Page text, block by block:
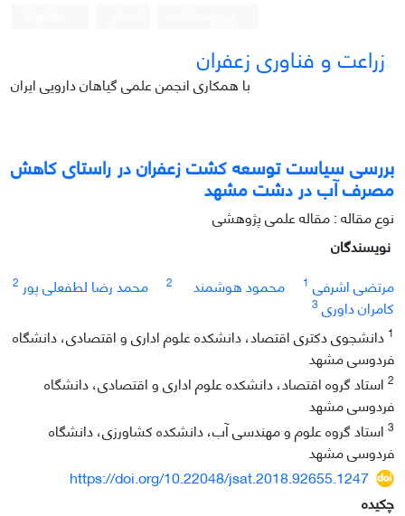
زراعت و فناوری زعفران
با همکاری انجمن علمی گیاهان دارویی ایران
بررسی سیاست توسعه کشت زعفران در راستای کاهش
مصرف آب در دشت مشهد
نوع مقاله : مقاله علمی پژوهشی
نویسندگان
مرتضی اشرفی 1 محمود هوشمند 2 محمد رضا لطفعلی پور 2
کامران داوری 3
1 دانشجوی دکتری اقتصاد، دانشکده علوم اداری و اقتصادی، دانشگاه
فردوسی مشهد
2 استاد گروه اقتصاد، دانشکده علوم اداری و اقتصادی، دانشگاه
فردوسی مشهد
3 استاد گروه علوم و مهندسی آب، دانشکده کشاورزی، دانشگاه
فردوسی مشهد
https://doi.org/10.22048/jsat.2018.92655.1247
چکیده